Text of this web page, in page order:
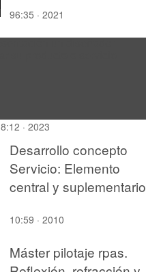
96:35 · 2021
8:12 · 2023
Desarrollo concepto
Servicio: Elemento
central y
10:59 · 2010
Máster pilotaje rpas.